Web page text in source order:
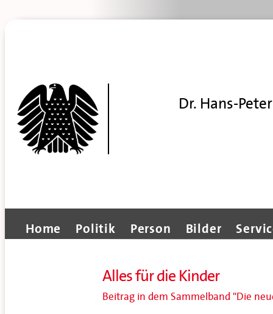
Dr. Hans-
Home Politik Person Bilder
Alles für die Kinder
Beitrag in dem Sammelband "Die